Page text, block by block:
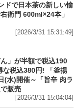
ドで日本茶の新しい愉
衛門 600ml×24本」
[2026/3/31 15:31:49]
」が半額で税込190
な税込380円! 「釜揚
(水)開催～「旨辛 肉ラ
販売
[2026/3/31 15:04:04]